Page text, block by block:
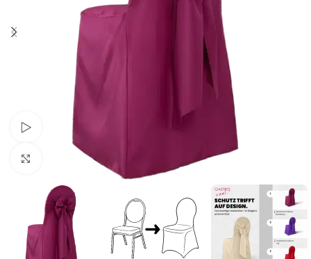
Schau Video
Klick zum Vergrößern